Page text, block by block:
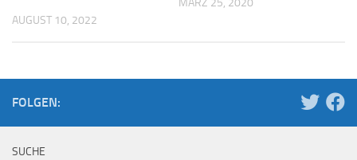
AUGUST 10, 2022
MÄRZ 25, 2020
FOLGEN:
SUCHE